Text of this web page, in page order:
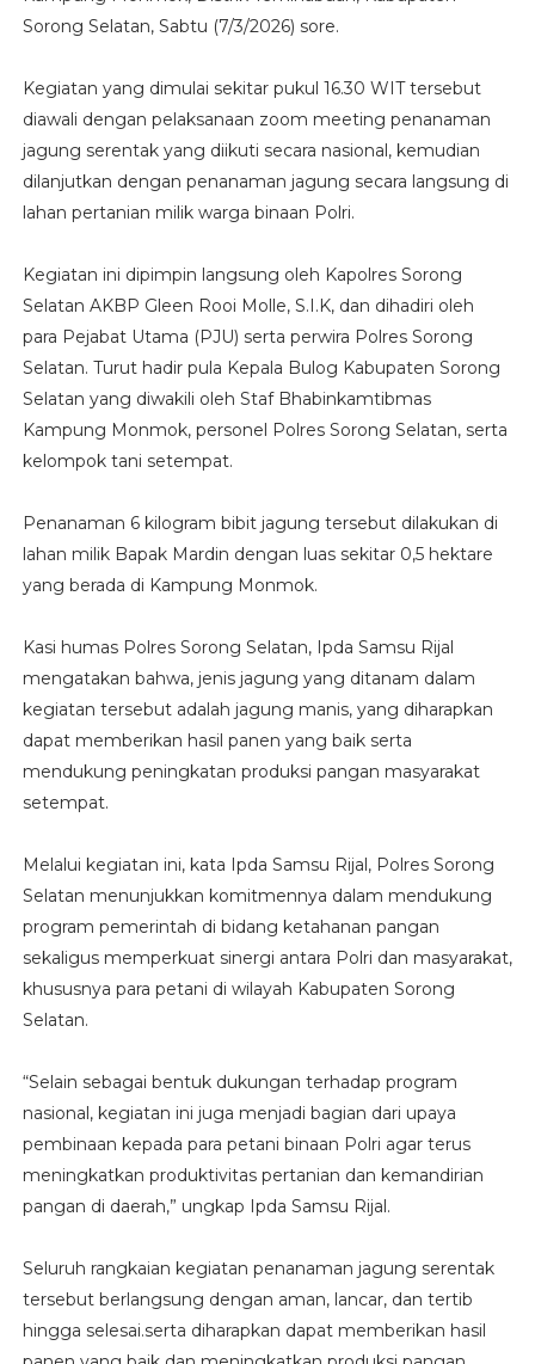
Sorong Selatan, Sabtu (7/3/2026) sore.
Kegiatan yang dimulai sekitar pukul 16.30 WIT tersebut
diawali dengan pelaksanaan zoom meeting penanaman
jagung serentak yang diikuti secara nasional, kemudian
dilanjutkan dengan penanaman jagung secara langsung di
lahan pertanian milik warga binaan Polri.
Kegiatan ini dipimpin langsung oleh Kapolres Sorong
Selatan AKBP Gleen Rooi Molle, S.I.K, dan dihadiri oleh
para Pejabat Utama (PJU) serta perwira Polres Sorong
Selatan. Turut hadir pula Kepala Bulog Kabupaten Sorong
Selatan yang diwakili oleh Staf Bhabinkamtibmas
Kampung Monmok, personel Polres Sorong Selatan, serta
kelompok tani setempat.
Penanaman 6 kilogram bibit jagung tersebut dilakukan di
lahan milik Bapak Mardin dengan luas sekitar 0,5 hektare
yang berada di Kampung Monmok.
Kasi humas Polres Sorong Selatan, Ipda Samsu Rijal
mengatakan bahwa, jenis jagung yang ditanam dalam
kegiatan tersebut adalah jagung manis, yang diharapkan
dapat memberikan hasil panen yang baik serta
mendukung peningkatan produksi pangan masyarakat
setempat.
Melalui kegiatan ini, kata Ipda Samsu Rijal, Polres Sorong
Selatan menunjukkan komitmennya dalam mendukung
program pemerintah di bidang ketahanan pangan
sekaligus memperkuat sinergi antara Polri dan masyarakat,
khususnya para petani di wilayah Kabupaten Sorong
Selatan.
“Selain sebagai bentuk dukungan terhadap program
nasional, kegiatan ini juga menjadi bagian dari upaya
pembinaan kepada para petani binaan Polri agar terus
meningkatkan produktivitas pertanian dan kemandirian
pangan di daerah,” ungkap Ipda Samsu Rijal.
Seluruh rangkaian kegiatan penanaman jagung serentak
tersebut berlangsung dengan aman, lancar, dan tertib
hingga selesai.serta diharapkan dapat memberikan hasil